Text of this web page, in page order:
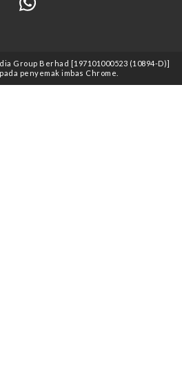
Group Berhad [197101000523 (10894-D)]
penyemak imbas Chrome.